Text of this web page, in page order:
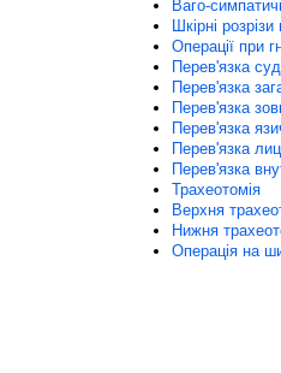
Ваго-
Шкірні
Операції при
Перев'язка
Перев'язка
Перев'язка
Перев'язка
Перев'язка
Перев'язка
Трахеотомія
Верхня
Нижня
Операція на